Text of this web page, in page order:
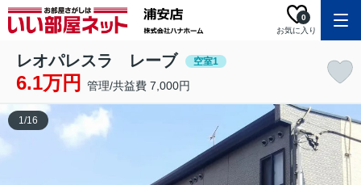
お気に入り
0
レオパレスラ レーブ 空室1
6.1万円 管理/共益費 7,000円
1/16